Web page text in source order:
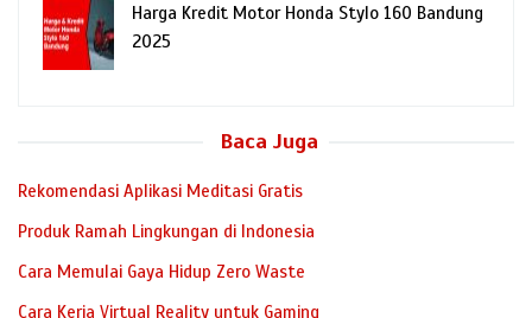
Harga Kredit Motor Honda Stylo 160 Bandung
2025
Baca Juga
Rekomendasi Aplikasi Meditasi Gratis
Produk Ramah Lingkungan di Indonesia
Cara Memulai Gaya Hidup Zero Waste
Cara Kerja Virtual Reality untuk Gaming